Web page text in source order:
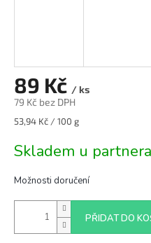
89 Kč / ks
79 Kč bez DPH
Měrná
53,94 Kč / 100 g
Skladem u partnera
Možnosti doručení
PŘIDAT DO